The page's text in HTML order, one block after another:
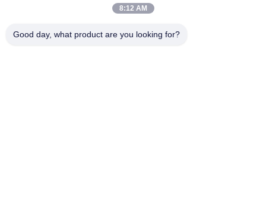
8:12 AM
Good day, what product are you looking for?